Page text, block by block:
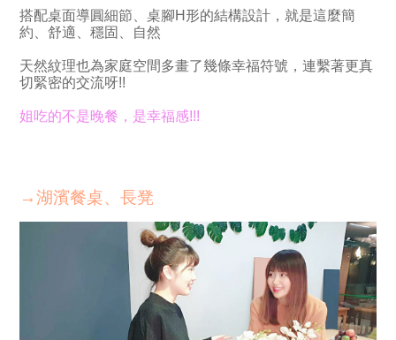
搭配桌面導圓細節、桌腳H形的結構設計，就是這麼簡
約、舒適、穩固、自然
天然紋理也為家庭空間多畫了幾條幸福符號，連繫著更真
切緊密的交流呀!!
姐吃的不是晚餐，是幸福感!!!
→湖濱餐桌、長凳